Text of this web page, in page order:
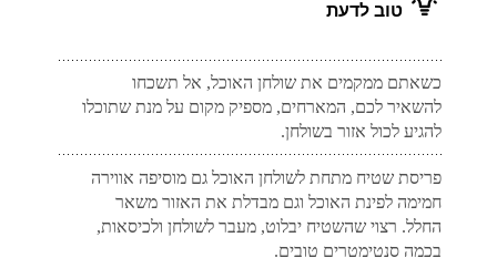
טוב לדעת
כשאתם ממקמים את שולחן האוכל, אל תשכחו
להשאיר לכם, המארחים, מספיק מקום על מנת שתוכלו
להגיע לכול אזור בשולחן.
פריסת שטיח מתחת לשולחן האוכל גם מוסיפה אווירה
חמימה לפינת האוכל וגם מבדלת את האזור משאר
החלל. רצוי שהשטיח יבלוט, מעבר לשולחן ולכיסאות,
בכמה סנטימטרים טובים.